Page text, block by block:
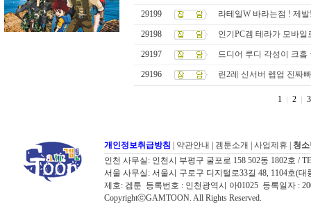
29199 라테일W 바라는점 ! 제
29198 인기PC겜 테라가 모바일
29197 드디어 루디 각성이 크흡
29196 린2레 신서버 렙업 진짜
1 2 3
개인정보취급방침 약관안내 겜툰소개 사업제휴
청
인천 사무실: 인천시 부평구 굴포로 158 502동 1802호 /
서울 사무실: 서울시 구로구 디지털로33길 48, 1104호(대
제호: 겜툰 등록번호 : 인천광역시 아01025 등록일자 :
CopyrightⓒGAMTOON. All Rights Reserved.